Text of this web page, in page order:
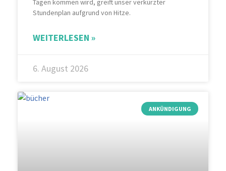
Tagen kommen wird, greift unser verkürzter
Stundenplan aufgrund von Hitze.
WEITERLESEN »
6. August 2026
ANKÜNDIGUNG